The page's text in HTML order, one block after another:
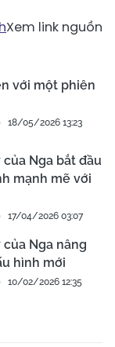
Xem link nguồn
với một phiên
18/05/2026 13:23
Nga bắt đầu
mạnh mẽ với
17/04/2026 03:07
Nga nâng
hình mới
10/02/2026 12:35